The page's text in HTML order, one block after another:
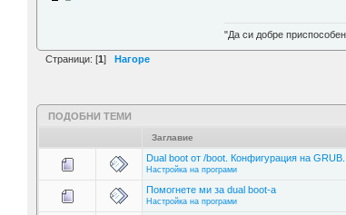
"Да си добре
Страници: [1] Нагоре
ПОДОБНИ ТЕМИ
Заглавие
Dual boot от /boot. Конфигурация на GRUB.
Настройка на програми
Помогнете ми за dual boot-a
Настройка на програми